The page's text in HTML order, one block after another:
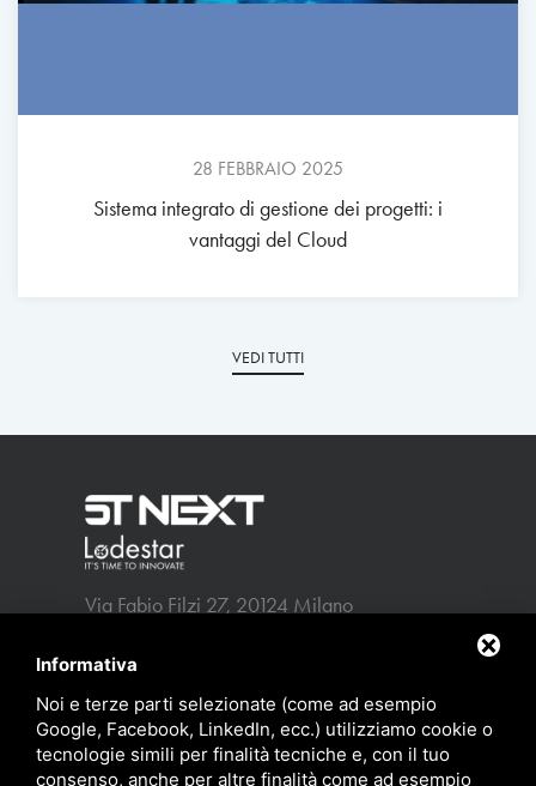
28 FEBBRAIO 2025
Sistema integrato di gestione dei progetti: i
vantaggi del Cloud
VEDI TUTTI
Via Fabio Filzi 27, 20124 Milano
p.iva 13309640152
Privacy policy-Sitemap
Informativa
Noi e terze parti selezionate (come ad esempio
Google, Facebook, LinkedIn, ecc.) utilizziamo cookie o
tecnologie simili per finalità tecniche e, con il tuo
consenso, anche per altre finalità come ad esempio